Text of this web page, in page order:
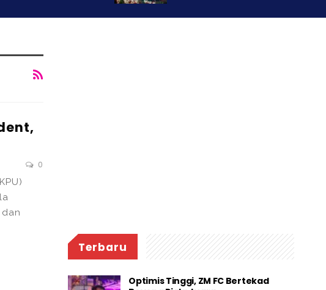
0
Terbaru
Optimis Tinggi, ZM FC Bertekad